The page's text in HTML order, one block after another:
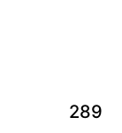
289